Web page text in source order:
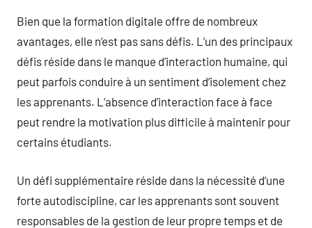
Bien que la formation digitale offre de nombreux
avantages, elle n’est pas sans défis. L’un des principaux
défis réside dans le manque d’interaction humaine, qui
peut parfois conduire à un sentiment d’isolement chez
les apprenants. L’absence d’interaction face à face
peut rendre la motivation plus difficile à maintenir pour
certains étudiants.
Un défi supplémentaire réside dans la nécessité d’une
forte autodiscipline, car les apprenants sont souvent
responsables de la gestion de leur propre temps et de